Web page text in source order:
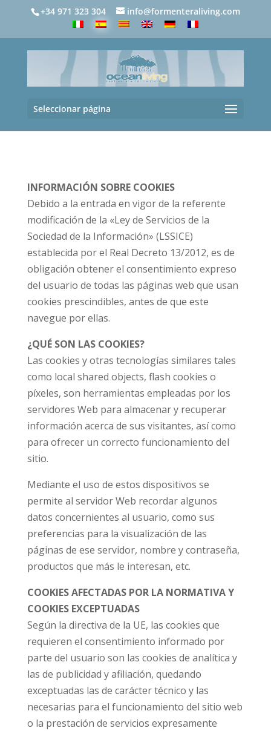
+34 971 323 304 info@formenteraliving.com
Seleccionar página
INFORMACIÓN SOBRE COOKIES
Debido a la entrada en vigor de la referente
modificación de la «Ley de Servicios de la
Sociedad de la Información» (LSSICE)
establecida por el Real Decreto 13/2012, es de
obligación obtener el consentimiento expreso
del usuario de todas las páginas web que usan
cookies prescindibles, antes de que este
navegue por ellas.
¿QUÉ SON LAS COOKIES?
Las cookies y otras tecnologías similares tales
como local shared objects, flash cookies o
píxeles, son herramientas empleadas por los
servidores Web para almacenar y recuperar
información acerca de sus visitantes, así como
para ofrecer un correcto funcionamiento del
sitio.
Mediante el uso de estos dispositivos se
permite al servidor Web recordar algunos
datos concernientes al usuario, como sus
preferencias para la visualización de las
páginas de ese servidor, nombre y contraseña,
productos que más le interesan, etc.
COOKIES AFECTADAS POR LA NORMATIVA Y
COOKIES EXCEPTUADAS
Según la directiva de la UE, las cookies que
requieren el consentimiento informado por
parte del usuario son las cookies de analítica y
las de publicidad y afiliación, quedando
exceptuadas las de carácter técnico y las
necesarias para el funcionamiento del sitio web
o la prestación de servicios expresamente